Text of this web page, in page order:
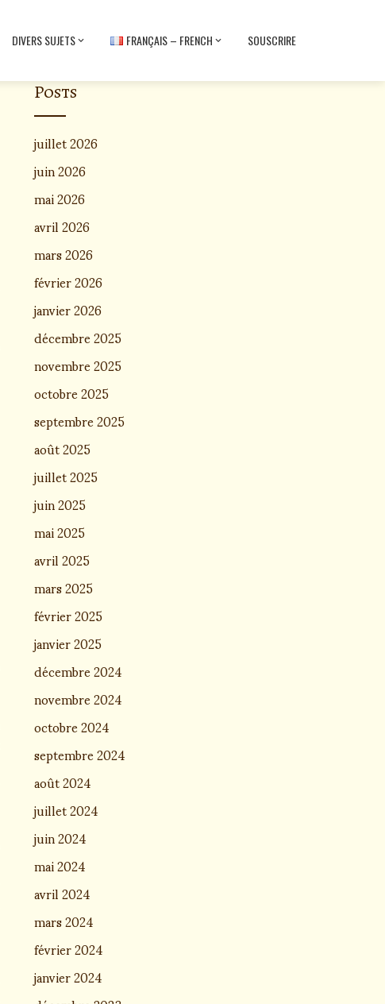
DIVERS SUJETS FRANÇAIS – FRENCH SOUSCRIRE
Posts
juillet 2026
juin 2026
mai 2026
avril 2026
mars 2026
février 2026
janvier 2026
décembre 2025
novembre 2025
octobre 2025
septembre 2025
août 2025
juillet 2025
juin 2025
mai 2025
avril 2025
mars 2025
février 2025
janvier 2025
décembre 2024
novembre 2024
octobre 2024
septembre 2024
août 2024
juillet 2024
juin 2024
mai 2024
avril 2024
mars 2024
février 2024
janvier 2024